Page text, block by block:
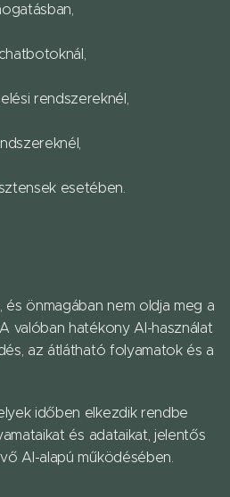
rendszereknél,
esetében.
önmagában nem oldja meg a
valóban hatékony AI-használat
az átlátható folyamatok és a
időben elkezdik rendbe
és adataikat, jelentős
AI-alapú működésében.